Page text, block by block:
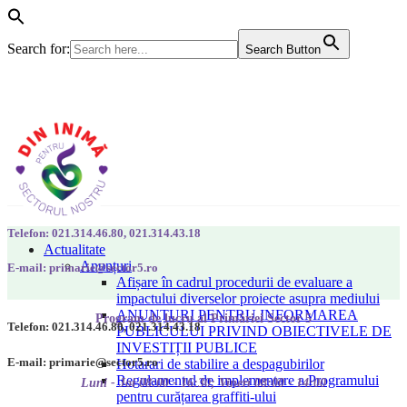
Search for: Search Button
Actualitate
Anunțuri
Afișare în cadrul procedurii de evaluare a
impactului diverselor proiecte asupra mediului
ANUNȚURI PENTRU INFORMAREA
PUBLICULUI PRIVIND OBIECTIVELE DE
INVESTIȚII PUBLICE
Hotarari de stabilire a despagubirilor
Regulamentul de implementare a Programului
pentru curățarea graffiti-ului
Telefon: 021.314.46.80, 021.314.43.18
E-mail: primarie@sector5.ro
Program de lucru al Primăriei Sector 5
Luni - Joi 08:00 - 16:30; Vineri 08:00 - 14:00
Telefon: 021.314.46.80, 021.314.43.18
E-mail: primarie@sector5.ro